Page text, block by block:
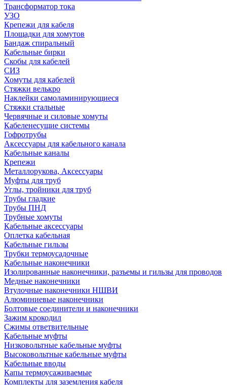
Трансформатор тока
УЗО
Крепежи для кабеля
Площадки для хомутов
Бандаж спиральный
Кабельные бирки
Cкобы для кабелей
СИЗ
Хомуты для кабелей
Стяжки велькро
Наклейки самоламинирующиеся
Стяжки стальные
Червячные и силовые хомуты
Кабеленесущие системы
Гофротрубы
Аксессуары для кабельного канала
Кабельные каналы
Крепежи
Металлорукова, Аксессуары
Муфты для труб
Углы, тройники для труб
Трубы гладкие
Трубы ПНД
Трубные хомуты
Кабельные аксессуары
Оплетка кабельная
Кабельные гильзы
Трубки термоусадочные
Кабельные наконечники
Изолированные наконечники, разъемы и гильзы для проводов
Медные наконечники
Втулочные наконечники НШВИ
Алюминиевые наконечники
Болтовые соединители и наконечники
Зажим крокодил
Сжимы ответвительные
Кабельные муфты
Низковольтные кабельные муфты
Высоковольтные кабельные муфты
Кабельные вводы
Капы термоусаживаемые
Комплекты для заземления кабеля